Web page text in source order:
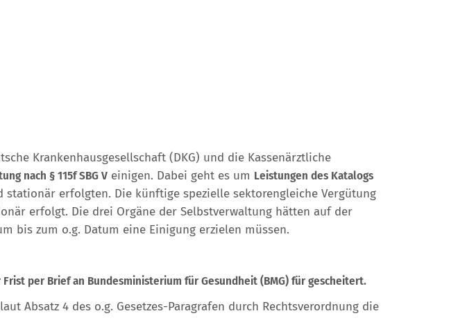
Krankenhausgesellschaft (DKG) und die Kassenärztliche
nach § 115f SBG V einigen. Dabei geht es um Leistungen des Katalogs
stationär erfolgten. Die künftige spezielle sektorengleiche Vergütung
erfolgt. Die drei Orgäne der Selbstverwaltung hätten auf der
bis zum o.g. Datum eine Einigung erzielen müssen.
per Brief an Bundesministerium für Gesundheit (BMG) für gescheitert.
Absatz 4 des o.g. Gesetzes-Paragrafen durch Rechtsverordnung die